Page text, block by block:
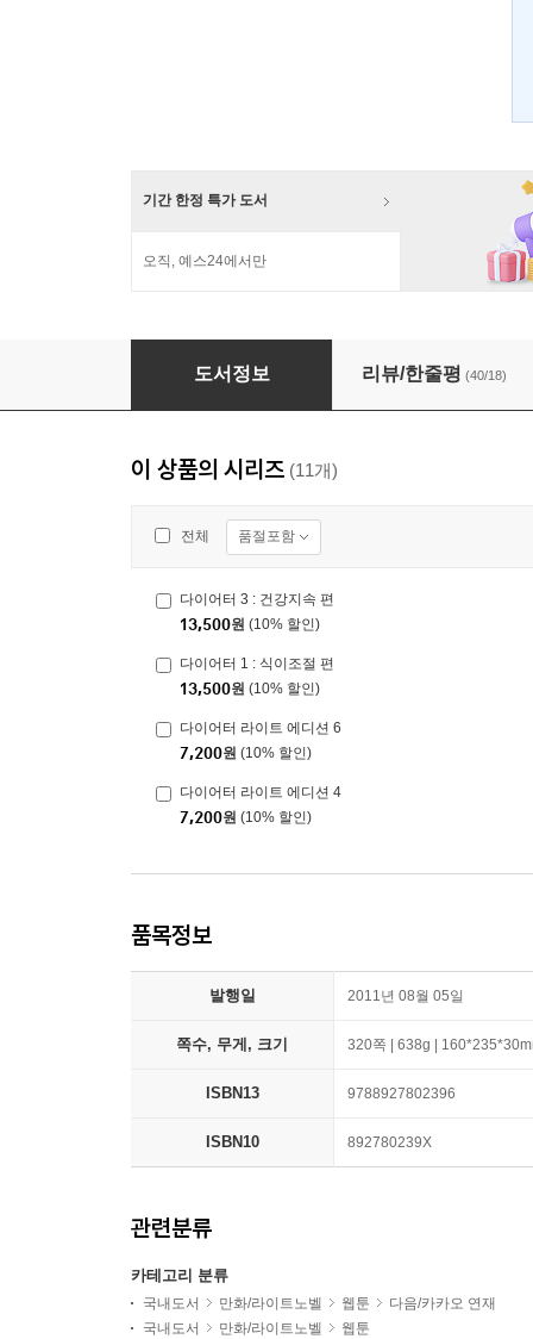
기간 한정 특가 도서
오직, 예스24에서만
다이어터 1 : 식이조절 편
도서정보 리뷰/한줄평 (40/18)
이 상품의 시리즈 (11개)
전체 품절포함
다이어터 3 : 건강지속 편
13,500원 (10% 할인)
다이어터 1 : 식이조절 편
13,500원 (10% 할인)
다이어터 라이트 에디션 6
7,200원 (10% 할인)
다이어터 라이트 에디션 4
7,200원 (10% 할인)
품목정보
발행일 2011년 08월 05일
쪽수, 무게, 크기 320쪽 | 638g |
ISBN13 9788927802396
ISBN10 892780239X
관련분류
카테고리 분류
국내도서 만화/라이트노벨 웹툰
다음/카카오 연재
국내도서
만화/라이트노벨
웹툰